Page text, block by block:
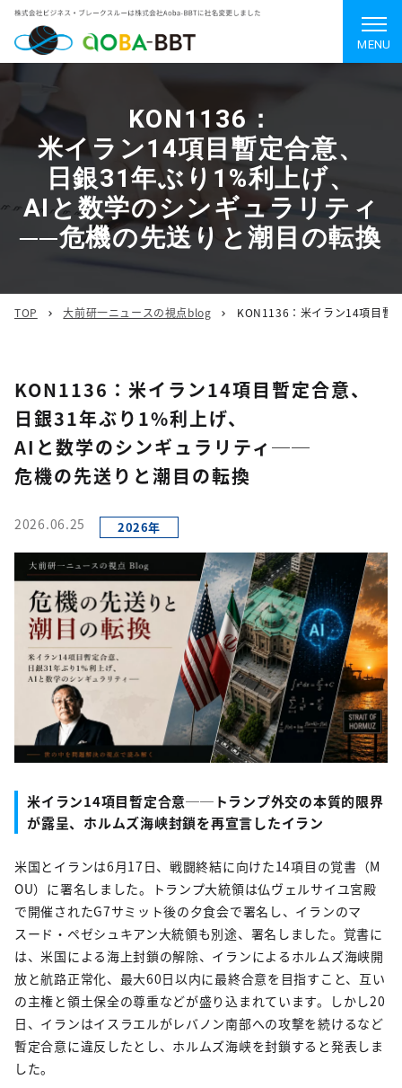
MENU
KON1136：
米イラン14項目暫定合意、
日銀31年ぶり1%利上げ、
AIと数学のシンギュラリティ
──危機の先送りと潮目の転換
TOP 大前研一ニュースの視点blog KON1136：米イラン14項目暫
KON1136：米イラン14項目暫定合意、
日銀31年ぶり1%利上げ、
AIと数学のシンギュラリティ──
危機の先送りと潮目の転換
2026.06.25 2026年
米イラン14項目暫定合意──トランプ外交の本質的限界
が露呈、ホルムズ海峡封鎖を再宣言したイラン
米国とイランは6月17日、戦闘終結に向けた14項目の覚書（M
OU）に署名しました。トランプ大統領は仏ヴェルサイユ宮殿
で開催されたG7サミット後の夕食会で署名し、イランのマ
スード・ペゼシュキアン大統領も別途、署名しました。覚書に
は、米国による海上封鎖の解除、イランによるホルムズ海峡開
放と航路正常化、最大60日以内に最終合意を目指すこと、互い
の主権と領土保全の尊重などが盛り込まれています。しかし20
日、イランはイスラエルがレバノン南部への攻撃を続けるなど
暫定合意に違反したとし、ホルムズ海峡を封鎖すると発表しま
した。